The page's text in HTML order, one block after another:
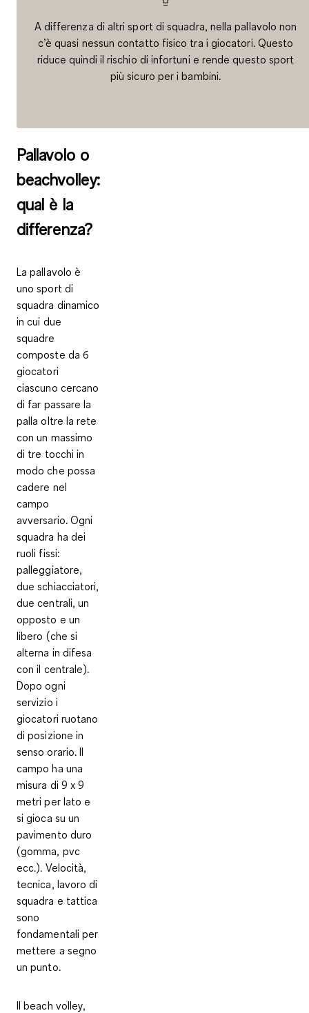
A differenza di altri sport di squadra, nella pallavolo non
c’è quasi nessun contatto fisico tra i giocatori. Questo
riduce quindi il rischio di infortuni e rende questo sport
più sicuro per i bambini.
Pallavolo o
beachvolley:
qual è la
differenza?
La pallavolo è
uno sport di
squadra dinamico
in cui due
squadre
composte da 6
giocatori
ciascuno cercano
di far passare la
palla oltre la rete
con un massimo
di tre tocchi in
modo che possa
cadere nel
campo
avversario. Ogni
squadra ha dei
ruoli fissi:
palleggiatore,
due schiacciatori,
due centrali, un
opposto e un
libero (che si
alterna in difesa
con il centrale).
Dopo ogni
servizio i
giocatori ruotano
di posizione in
senso orario. Il
campo ha una
misura di 9 x 9
metri per lato e
si gioca su un
pavimento duro
(gomma, pvc
ecc.). Velocità,
tecnica, lavoro di
squadra e tattica
sono
fondamentali per
mettere a segno
un punto.
Il beach volley,